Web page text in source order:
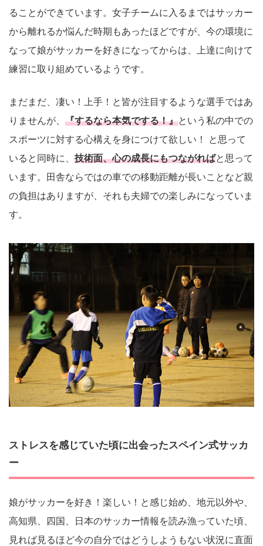
ることができています。女子チームに入るまではサッカー
から離れるか悩んだ時期もあったほどですが、今の環境に
なって娘がサッカーを好きになってからは、上達に向けて
練習に取り組めているようです。
まだまだ、凄い！上手！と皆が注目するような選手ではあ
りませんが、 『するなら本気でする！』という私の中での
スポーツに対する心構えを身につけて欲しい！ と思って
いると同時に、 技術面、心の成長にもつながればと思って
います。田舎ならではの車での移動距離が長いことなど親
の負担はありますが、それも夫婦での楽しみになっていま
す。
ストレスを感じていた頃に出会ったスペイン式サッカ
ー
娘がサッカーを好き！楽しい！と感じ始め、地元以外や、
高知県、四国、日本のサッカー情報を読み漁っていた頃、
見れば見るほど今の自分ではどうしようもない状況に直面